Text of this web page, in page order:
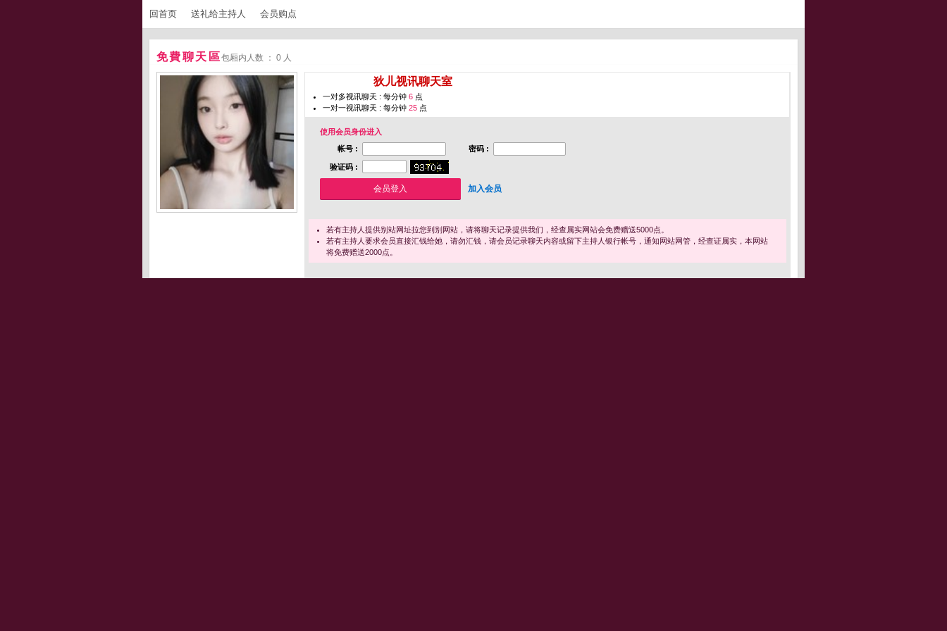
回首页 送礼给主持人 会员购点
免費聊天區包厢内人数 ： 0 人
狄儿视讯聊天室
一对多视讯聊天 : 每分钟 6 点
一对一视讯聊天 : 每分钟 25 点
使用会员身份进入
帐号 :
密码 :
验证码 :
加入会员
若有主持人提供别站网址拉您到别网站，请将聊天记录提供我们，经查属实网站会免费赠送5000点。
若有主持人要求会员直接汇钱给她，请勿汇钱，请会员记录聊天内容或留下主持人银行帐号，通知网站网管，经查证属实，本网站
将免费赠送2000点。